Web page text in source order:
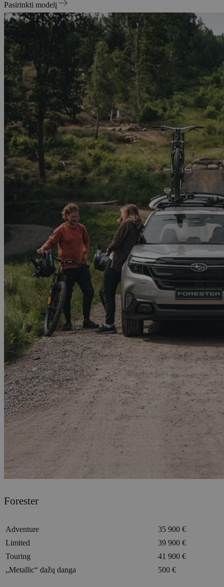
Pasirinkti modelį
Forester
Adventure
35 900 €
Limited
39 900 €
Touring
41 900 €
„Metallic“ dažų danga
500 €